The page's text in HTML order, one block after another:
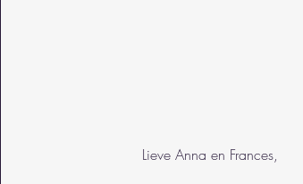
Lieve Anna en Frances,